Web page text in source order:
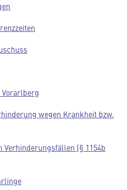
wegen Krankheit bzw.
Verhinderungsfällen (§ 1154b